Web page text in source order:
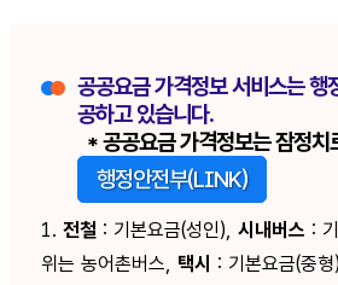
공공요금 가격정보 서비스는 행
공하고 있습니다.
* 공공요금 가격정보는 잠정치
행정안전부(LINK)
1. 전철 : 기본요금(성인), 시내버스 :
위는 농어촌버스, 택시 : 기본요금(중형)